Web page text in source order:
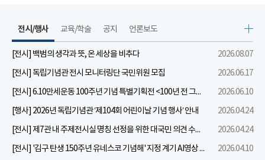
전시/행사
[전시] 백범의 생각과 뜻, 온 세상을 비추다
2026.08.07
[전시] 독립기념관 전시 모니터링단 국민위원 모집
2026.06.17
[전시] 6.10만세운동 100주년 기념 특별기획전 <100년 전 그날을 보다: 6.10만세운동>
2026.06.10
[행사] 2026년 독립기념관 ‘제104회 어린이날 기념 행사’ 안내
2026.04.24
[전시] 제7관 내 주제전시실 명칭 선정을 위한 대국민 의견 수렴 실시
2026.04.24
[전시] '김구 탄생 150주년 유네스코 기념해' 지정 계기 AI영상 국민공모 개최 안내
2026.04.10
교육/학술 공지 언론보도